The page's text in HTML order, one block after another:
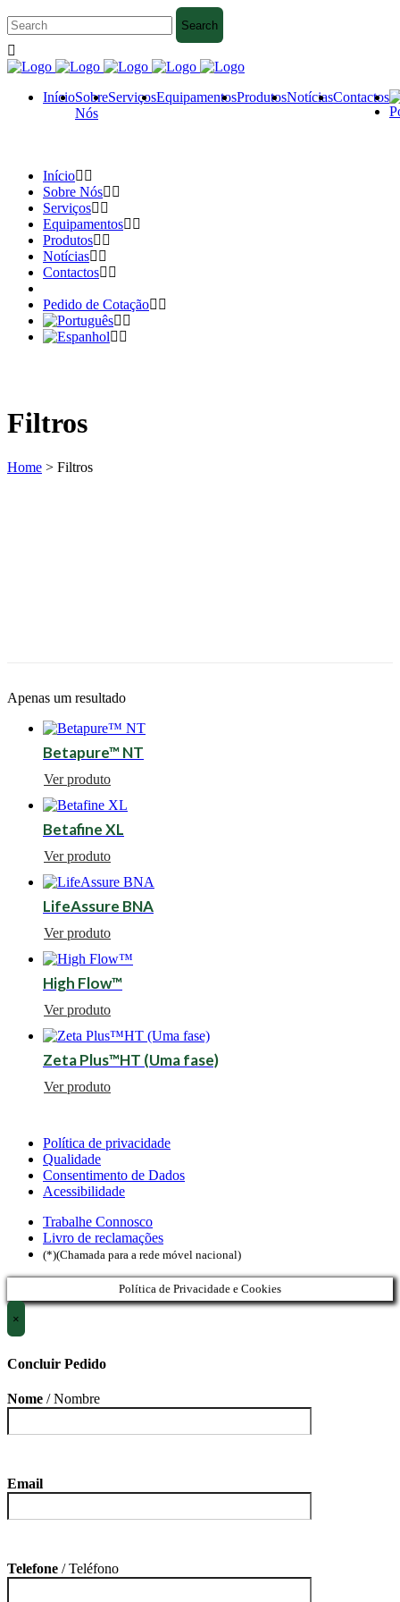
InícioSobre
Nós
ServiçosEquipamentosProdutosNotíciasContactos
Início
Sobre Nós
Serviços
Equipamentos
Produtos
Notícias
Contactos
Pedido de Cotação
Filtros
Home > Filtros
Apenas um resultado
Betapure™ NT
Ver produto
Betafine XL
Ver produto
LifeAssure BNA
Ver produto
High Flow™
Ver produto
Zeta Plus™HT (Uma fase)
Ver produto
Política de privacidade
Qualidade
Consentimento de Dados
Acessibilidade
Trabalhe Connosco
Livro de reclamações
(*)(Chamada para a rede móvel nacional)
Política de Privacidade e Cookies
×
Concluir Pedido
Nome / Nombre
Email
Telefone / Teléfono